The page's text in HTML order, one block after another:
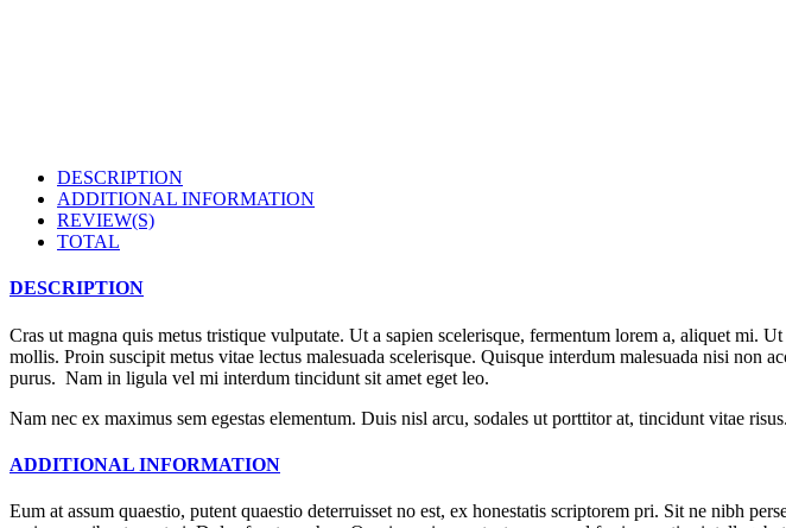
DESCRIPTION
ADDITIONAL INFORMATION
REVIEW(S)
TOTAL
DESCRIPTION
Cras ut magna quis metus tristique vulputate. Ut a sapien scelerisque, fermentum lorem a, aliquet
mollis. Proin suscipit metus vitae lectus malesuada scelerisque. Quisque interdum malesuada nisi non
purus. Nam in ligula vel mi interdum tincidunt sit amet eget leo.
Nam nec ex maximus sem egestas elementum. Duis nisl arcu, sodales ut porttitor at, tincidunt vitae risus.
ADDITIONAL INFORMATION
Eum at assum quaestio, putent quaestio deterruisset no est, ex honestatis scriptorem pri. Sit ne nibh